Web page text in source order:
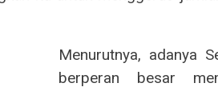
Menurutnya, adanya
berperan besar